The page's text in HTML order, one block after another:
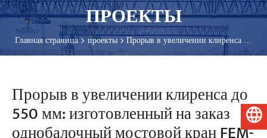
ПРОЕКТЫ
Главная страница проекты
Прорыв в увеличении клиренса до
550 мм: изготовленный на заказ однобалочный мостовой кран
Прорыв в увеличении клиренса до
550 мм: изготовленный на заказ Русский